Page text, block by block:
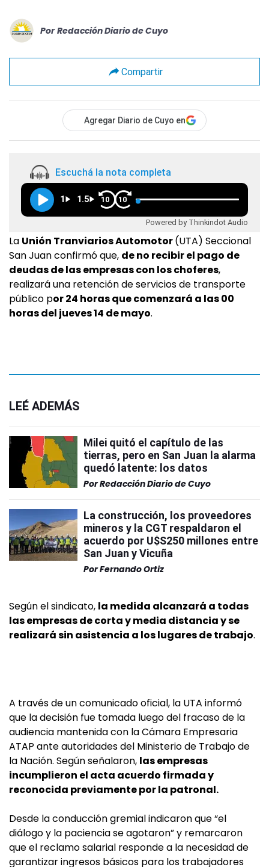
Por Redacción Diario de Cuyo
Compartir
Agregar Diario de Cuyo en
Escuchá la nota completa
1 1.5 10 10
Powered by Thinkindot Audio
La Unión Tranviarios Automotor(UTA) Seccional
San Juan confirmó que, de no recibir el pago de
deudas de las empresas con los choferes,
realizará una retención de servicios de transporte
público por 24 horas que comenzará a las 00
horas del jueves 14 de mayo.
LEÉ ADEMÁS
Milei quitó el capítulo de las
tierras, pero en San Juan la alarma
quedó latente: los datos
PorRedacción Diario de Cuyo
La construcción, los proveedores
mineros y la CGT respaldaron el
acuerdo por U$S250 millones entre
San Juan y Vicuña
PorFernando Ortiz
Según el sindicato, la medida alcanzará a todas
las empresas de corta y media distancia y se
realizará sin asistencia a los lugares de trabajo.
A través de un comunicado oficial, la UTA informó
que la decisión fue tomada luego del fracaso de la
audiencia mantenida con la Cámara Empresaria
ATAP ante autoridades del Ministerio de Trabajo de
la Nación. Según señalaron, las empresas
incumplieron el acta acuerdo firmada y
reconocida previamente por la patronal.
Desde la conducción gremial indicaron que “el
diálogo y la paciencia se agotaron” y remarcaron
que el reclamo salarial responde a la necesidad de
garantizar ingresos básicos para los trabajadores